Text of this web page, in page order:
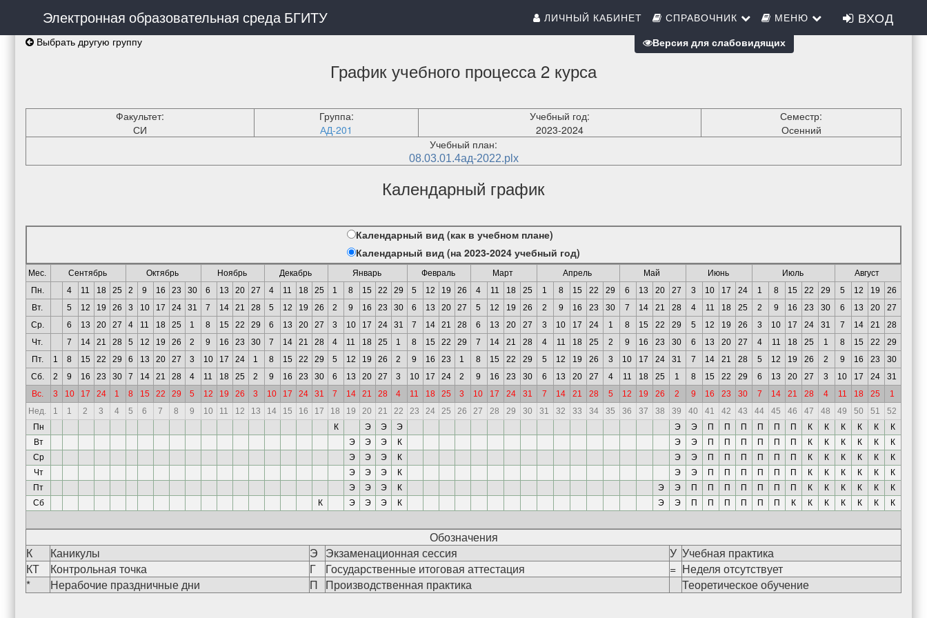
Электронная образовательная среда БГИТУ ЛИЧНЫЙ КАБИНЕТ СПРАВОЧНИК МЕНЮ ВХОД
Выбрать другую группу
График учебного процесса 2 курса
Факультет:
СИ
Группа:
АД-201
Учебный год:
2023-2024
Семестр:
Осенний
Учебный план:
08.03.01.4ад-2022.plx
Календарный график
Календарный вид (как в учебном плане)
Календарный вид (на 2023-2024 учебный год)
Мес. Сентябрь Октябрь Ноябрь Декабрь Январь Февраль Март Апрель Май Июнь Июль
Август
Пн.
4 11 18 25 2 9 16 23 30 6 13 20 27 4 11 18 25 1 8 15 22 29 5 12 19 26 4 11 18 25 1 8 15 22 29 6 13 20 27 3 10 17 24 1 8 15 22 29 5 12 19
26
Вт.
5 12 19 26 3 10 17 24 31 7 14 21 28 5 12 19 26 2 9 16 23 30 6 13 20 27 5 12 19 26 2 9 16 23 30 7 14 21 28 4 11 18 25 2 9 16 23 30 6 13 20
27
Ср.
6 13 20 27 4 11 18 25 1 8 15 22 29 6 13 20 27 3 10 17 24 31 7 14 21 28 6 13 20 27 3 10 17 24 1 8 15 22 29 5 12 19 26 3 10 17 24 31 7 14 21
28
Чт.
7 14 21 28 5 12 19 26 2 9 16 23 30 7 14 21 28 4 11 18 25 1 8 15 22 29 7 14 21 28 4 11 18 25 2 9 16 23 30 6 13 20 27 4 11 18 25 1 8 15 22
29
Пт.
1 8 15 22 29 6 13 20 27 3 10 17 24 1 8 15 22 29 5 12 19 26 2 9 16 23 1 8 15 22 29 5 12 19 26 3 10 17 24 31 7 14 21 28 5 12 19 26 2 9 16 23
30
Сб.
2 9 16 23 30 7 14 21 28 4 11 18 25 2 9 16 23 30 6 13 20 27 3 10 17 24 2 9 16 23 30 6 13 20 27 4 11 18 25 1 8 15 22 29 6 13 20 27 3 10 17 24
31
Вс.
3 10 17 24 1 8 15 22 29 5 12 19 26 3 10 17 24 31 7 14 21 28 4 11 18 25 3 10 17 24 31 7 14 21 28 5 12 19 26 2 9 16 23 30 7 14 21 28 4 11 18 25
1
Нед.
1 1 2 3 4 5 6 7 8 9 10 11 12 13 14 15 16 17 18 19 20 21 22 23 24 25 26 27 28 29 30 31 32 33 34 35 36 37 38 39 40 41 42 43 44 45 46 47 48 49 50 51
52
Пн
К Э Э Э Э Э П П П П П П К К К К К
К
Вт
Э Э Э К Э Э П П П П П П К К К К К
К
Ср
Э Э Э К Э Э П П П П П П К К К К К
К
Чт
Э Э Э К Э Э П П П П П П К К К К К
К
Пт
Э Э Э К Э Э П П П П П П П К К К К К
К
Сб
К Э Э Э К Э Э П П П П П П К К К К К К К
Обозначения
К
Каникулы Э Экзаменационная сессия У Учебная практика
КТ
Контрольная точка Г Государственные итоговая аттестация = Неделя отсутствует
*
Нерабочие праздничные дни П Производственная практика Теоретическое обучение
Версия для слабовидящих